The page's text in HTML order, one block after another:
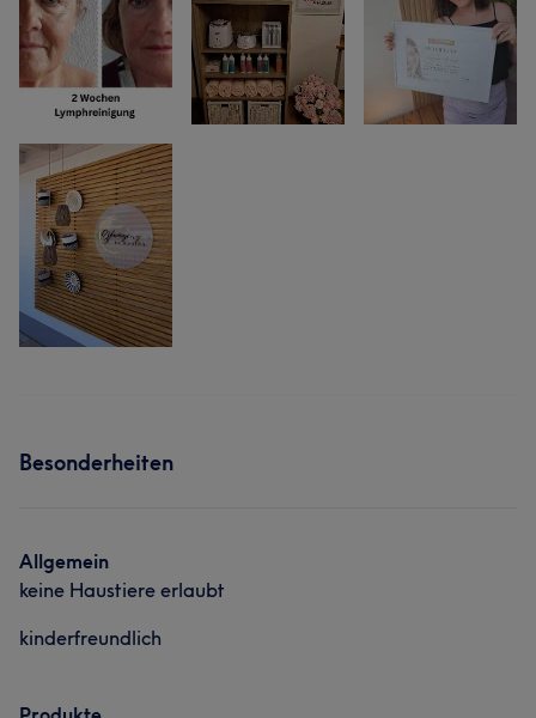
Besonderheiten
Allgemein
keine Haustiere erlaubt
kinderfreundlich